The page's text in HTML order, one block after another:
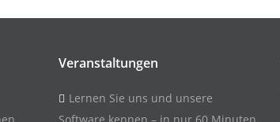
Veranstaltungen
Lernen Sie uns und unsere